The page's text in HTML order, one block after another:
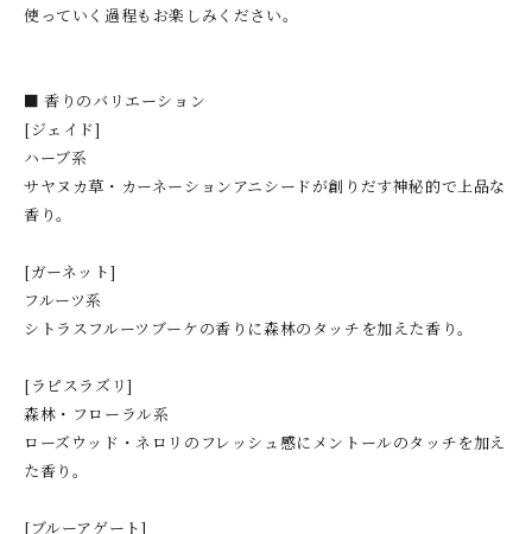
使っていく過程もお楽しみください。
■ 香りのバリエーション
[ジェイド]
ハーブ系
サヤヌカ草・カーネーションアニシードが創りだす神秘的で上品な
香り。
[ガーネット]
フルーツ系
シトラスフルーツブーケの香りに森林のタッチを加えた香り。
[ラピスラズリ]
森林・フローラル系
ローズウッド・ネロリのフレッシュ感にメントールのタッチを加え
た香り。
[ブルーアゲート]